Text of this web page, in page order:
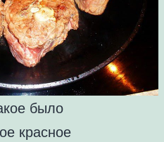
было
красное